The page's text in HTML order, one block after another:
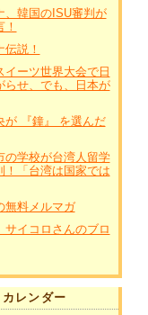
、韓国のISU審判が
伝説！
イーツ世界大会で日
らせ、でも、日本が
が 『鐘』 を選んだ
の学校が台湾人留学
！「台湾は国家では
無料メルマガ
サイコロさんのブロ
カレンダー